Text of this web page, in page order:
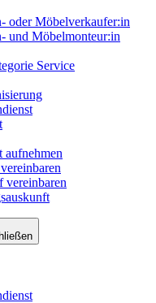
oder Möbelverkaufer:in
und Möbelmonteur:in
Service
aufnehmen
vereinbaren